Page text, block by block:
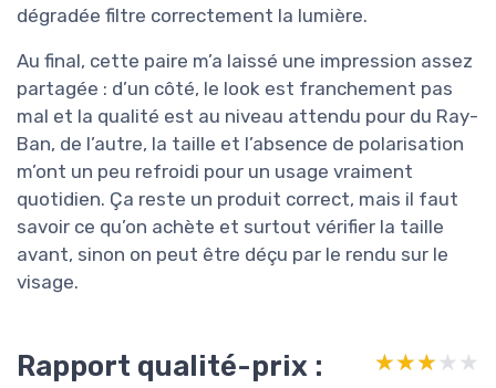
dégradée filtre correctement la lumière.
Au final, cette paire m’a laissé une impression assez
partagée : d’un côté, le look est franchement pas
mal et la qualité est au niveau attendu pour du Ray-
Ban, de l’autre, la taille et l’absence de polarisation
m’ont un peu refroidi pour un usage vraiment
quotidien. Ça reste un produit correct, mais il faut
savoir ce qu’on achète et surtout vérifier la taille
avant, sinon on peut être déçu par le rendu sur le
visage.
Rapport qualité-prix :
★★★★★
★★★★★